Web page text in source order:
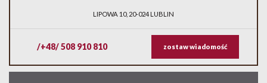
LIPOWA 10, 20-024 LUBLIN
/+48/ 508 910 810 zostaw wiadomość